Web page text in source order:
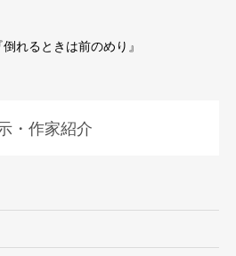
れるときは前のめり』
・作家紹介